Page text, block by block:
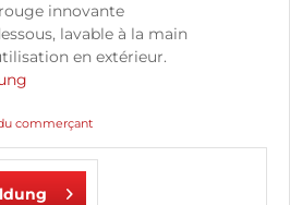
innovante
lavable à la main
en extérieur.
commerçant